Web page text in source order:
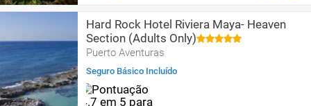
Hard Rock Hotel Riviera Maya- Heaven
Section (Adults Only)
Puerto Aventuras
Seguro Básico Incluído